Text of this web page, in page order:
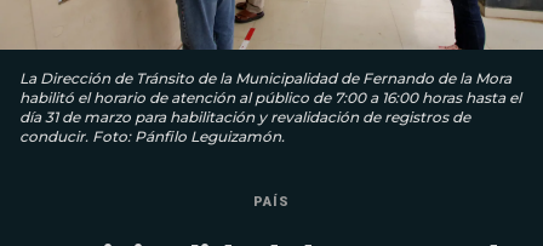
La Dirección de Tránsito de la Municipalidad de Fernando de la Mora
habilitó el horario de atención al público de 7:00 a 16:00 horas hasta el
día 31 de marzo para habilitación y revalidación de registros de
conducir. Foto: Pánfilo Leguizamón.
PAÍS